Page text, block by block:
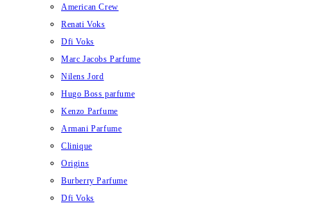
American Crew
Renati Voks
Dfi Voks
Marc Jacobs Parfume
Nilens Jord
Hugo Boss parfume
Kenzo Parfume
Armani Parfume
Clinique
Origins
Burberry Parfume
Dfi Voks